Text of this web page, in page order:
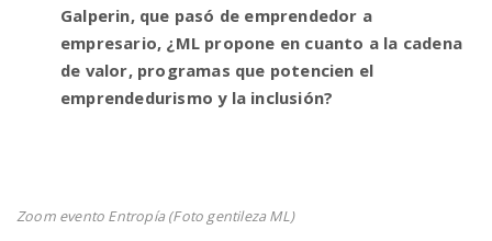
Galperin, que pasó de emprendedor a
empresario, ¿ML propone en cuanto a la cadena
de valor, programas que potencien el
emprendedurismo y la inclusión?
Zoom evento Entropía (Foto gentileza ML)